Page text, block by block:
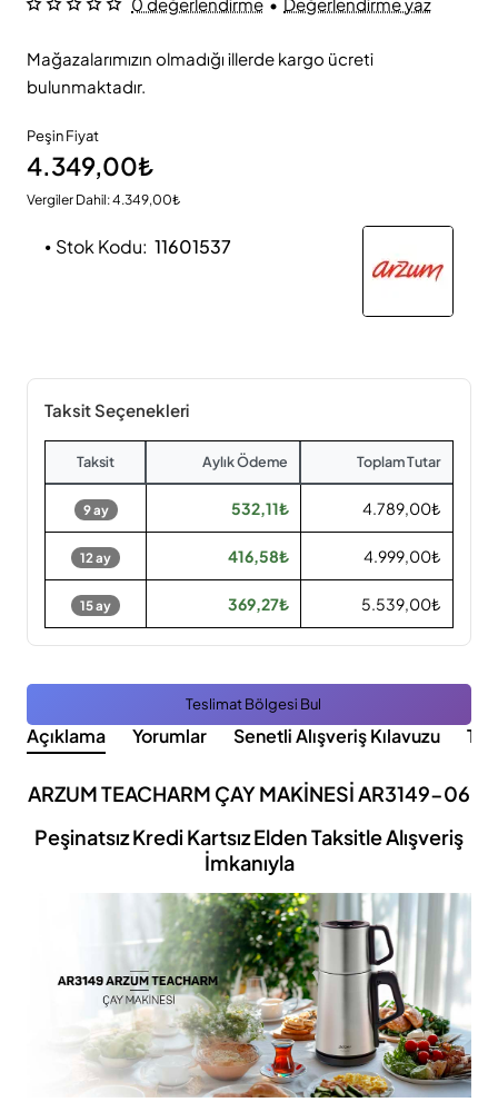
Mağazalarımızın olmadığı illerde kargo ücreti
bulunmaktadır.
0 değerlendirme • Değerlendirme yaz
Peşin Fiyat
4.349,00₺
Vergiler Dahil: 4.349,00₺
Stok Kodu: 11601537
Taksit Seçenekleri
Taksit Aylık Ödeme Toplam Tutar
9 ay 532,11₺ 4.789,00₺
12 ay 416,58₺ 4.999,00₺
15 ay 369,27₺ 5.539,00₺
Teslimat Bölgesi Bul
Açıklama Yorumlar Senetli Alışveriş Kılavuzu
ARZUM TEACHARM ÇAY MAKİNESİ AR3149-06
Peşinatsız Kredi Kartsız Elden Taksitle Alışveriş
İmkanıyla